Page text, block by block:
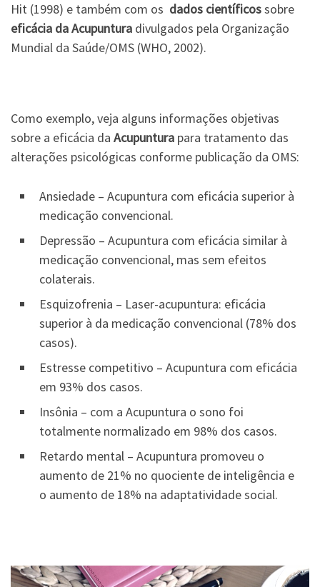
Hit (1998) e também com os dados científicossobre
eficácia da Acupuntura divulgados pela Organização
Mundial da Saúde/OMS (WHO, 2002).
Como exemplo, veja alguns informações objetivas
sobre a eficácia da Acupuntura para tratamento das
alterações psicológicas conforme publicação da OMS:
Ansiedade – Acupuntura com eficácia superior à
medicação convencional.
Depressão – Acupuntura com eficácia similar à
medicação convencional, mas sem efeitos
colaterais.
Esquizofrenia – Laser-acupuntura: eficácia
superior à da medicação convencional (78% dos
casos).
Estresse competitivo – Acupuntura com eficácia
em 93% dos casos.
Insônia – com a Acupuntura o sono foi
totalmente normalizado em 98% dos casos.
Retardo mental – Acupuntura promoveu o
aumento de 21% no quociente de inteligência e
o aumento de 18% na adaptatividade social.